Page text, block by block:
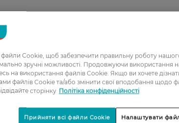
Cookie, щоб забезпечити правильну роботу
зручні можливості. Продовжуючи використання
на використання файлів Cookie. Якщо ви хочете
файлів Cookie та/або змінити свої вподобання щодо
сторінку Політіка конфіденційності
Налаштувати
Прийняти всі файли Cookie